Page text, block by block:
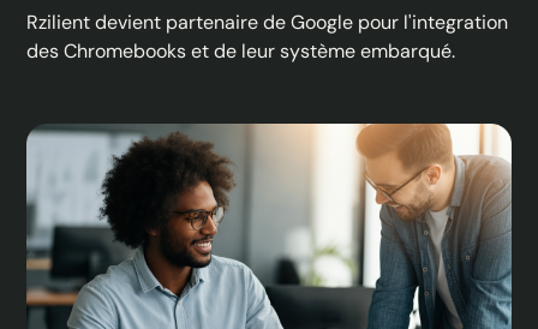
Rzilient devient partenaire de Google pour l'integration
des Chromebooks et de leur système embarqué.